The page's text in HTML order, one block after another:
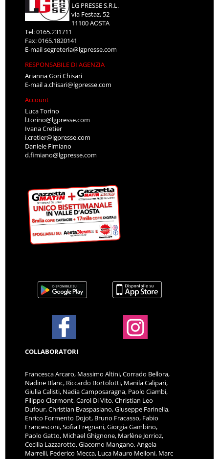
LG PRESSE S.R.L.
via Festaz, 52
11100 AOSTA
Tel: 0165.231711
Fax: 0165.1820141
E-mailsegreteria@lgpresse.com
RESPONSABILE DI AGENZIA
Arianna Gori Chisari
E-maila.chisari@lgpresse.com
Account
Luca Torino
l.torino@lgpresse.com
Ivana Cretier
i.cretier@lgpresse.com
Daniele Fimiano
d.fimiano@lgpresse.com
COLLABORATORI
Francesca Arcaro, Massimo Altini, Corrado Bellora,
Nadine Blanc, Riccardo Bortolotti, Manila Calipari,
Giulia Calisti, Nadia Camposaragna, Paolo Ciambi,
Filippo Clermont, Carol Di Vito, Christian Leo
Dufour, Christian Evaspasiano, Giuseppe Farinella,
Enrico Formento Dojot, Bruno Fracasso, Fabio
Francesconi, Sofia Fregnani, Giorgia Gambino,
Paolo Gatto, Michael Ghignone, Marlène Jorrioz,
Cecilia Lazzarotto, Giacomo Mangano, Angela
Marrelli, Federico Mecca, Luca Mauro Melloni, Marc